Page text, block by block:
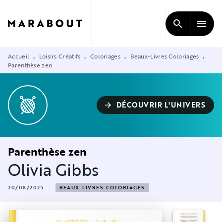
CONTENU
search menu
Accueil • Loisirs Créatifs • Coloriages • Beaux-Livres Coloriages •
Parenthèse zen
arrow_forward DÉCOUVRIR L'UNIVERS
Parenthèse zen
Olivia Gibbs
20/08/2025 BEAUX-LIVRES COLORIAGES